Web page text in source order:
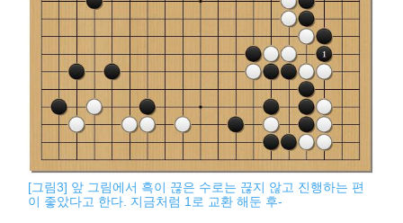
[그림3] 앞 그림에서 흑이 끊은 수로는 끊지 않고 진행하는 편
이 좋았다고 한다. 지금처럼 1로 교환 해둔 후-